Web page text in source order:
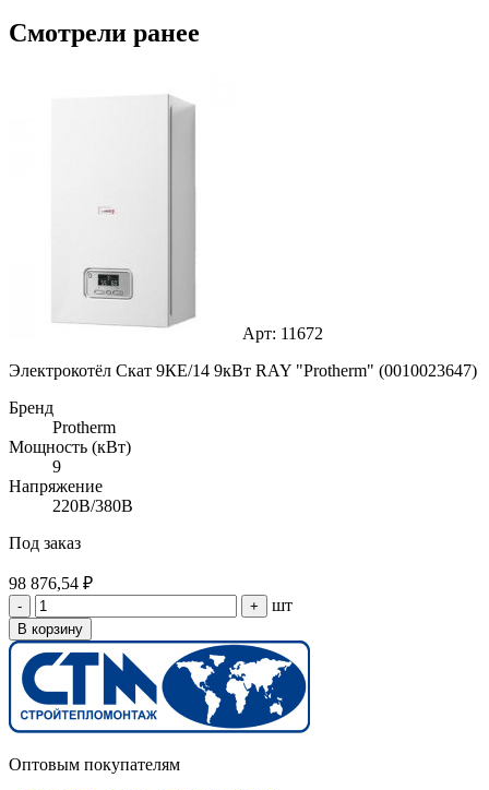
Смотрели ранее
Арт: 11672
Электрокотёл Скат 9КE/14 9кВт RAY "Protherm" (0010023647)
Бренд
Protherm
Мощность (кВт)
9
Напряжение
220В/380В
Под заказ
98 876,54 ₽
- + шт
В корзину
Оптовым покупателям